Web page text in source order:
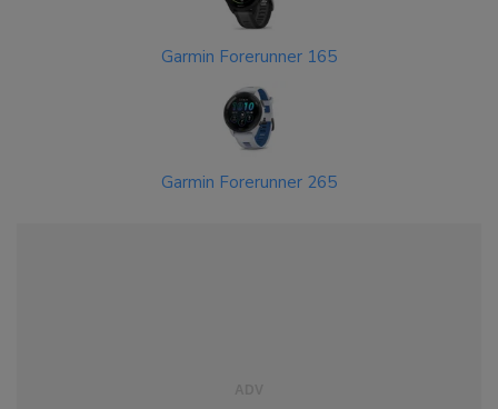
Garmin Forerunner 165
Garmin Forerunner 265